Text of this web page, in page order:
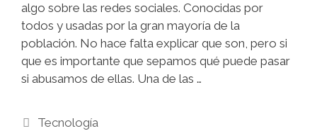
algo sobre las redes sociales. Conocidas por
todos y usadas por la gran mayoría de la
población. No hace falta explicar que son, pero si
que es importante que sepamos qué puede pasar
si abusamos de ellas. Una de las …
Categorías
Tecnología